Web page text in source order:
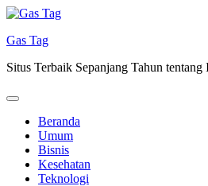
Skip
content
Gas Tag
Situs Terbaik Sepanjang Tahun
Beranda
Umum
Bisnis
Kesehatan
Teknologi